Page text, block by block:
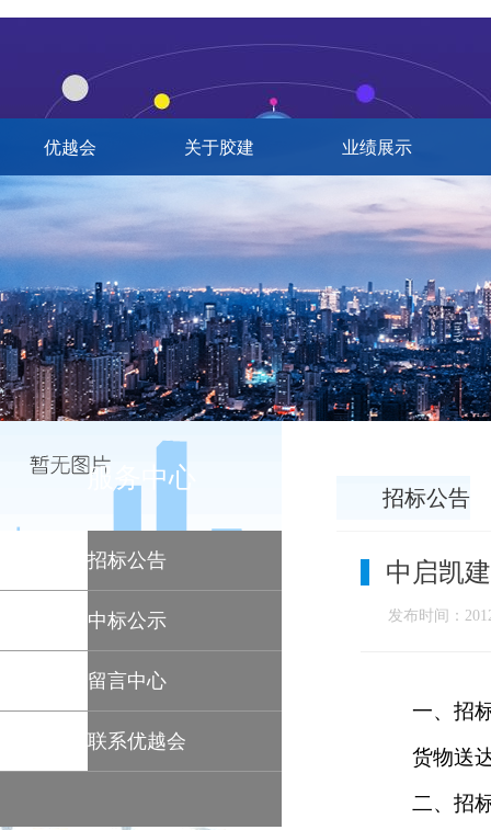
优越会 关于胶建 业绩展示
服务中心
招标公告
中标公示
留言中心
联系优越会
招标公告
中启凯
发布时间：
一、招
货物送
二、招